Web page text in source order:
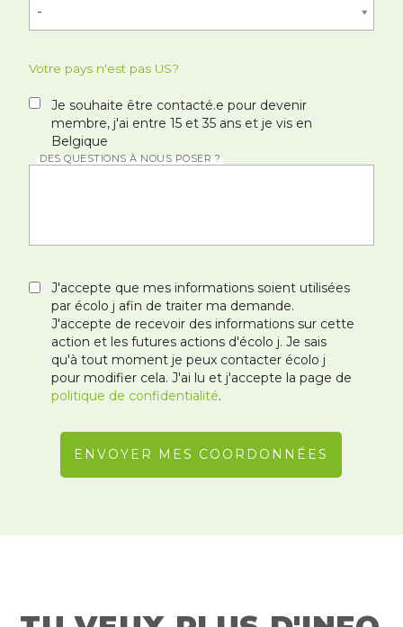
-
Votre pays n'est pas US?
Je souhaite être contacté.e pour devenir
membre, j'ai entre 15 et 35 ans et je vis en
Belgique
DES QUESTIONS À NOUS POSER ?
J'accepte que mes informations soient utilisées
par écolo j afin de traiter ma demande.
J'accepte de recevoir des informations sur cette
action et les futures actions d'écolo j. Je sais
qu'à tout moment je peux contacter écolo j
pour modifier cela. J'ai lu et j'accepte la page de
politique de confidentialité.